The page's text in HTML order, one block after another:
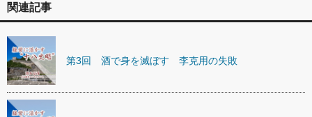
関連記事
第3回 酒で身を滅ぼす 李克用の失敗